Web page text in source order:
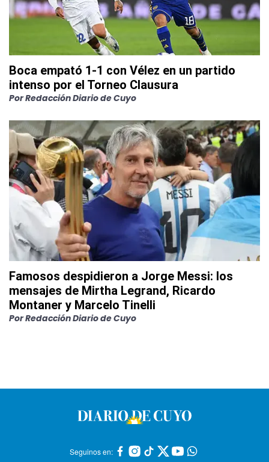
Boca empató 1-1 con Vélez en un partido
intenso por el Torneo Clausura
PorRedacción Diario de Cuyo
Famosos despidieron a Jorge Messi: los
mensajes de Mirtha Legrand, Ricardo
Montaner y Marcelo Tinelli
PorRedacción Diario de Cuyo
Seguinos en: